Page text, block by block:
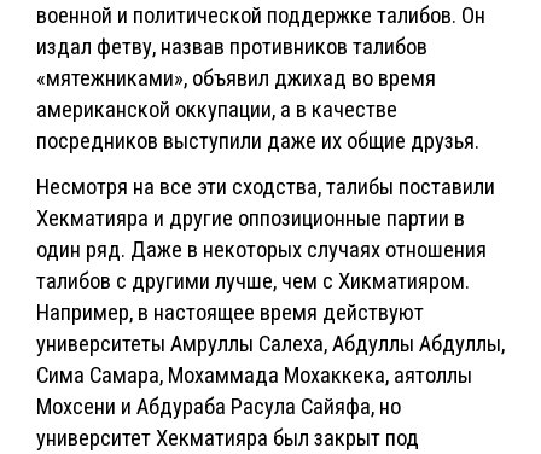
военной и политической поддержке талибов. Он
издал фетву, назвав противников талибов
«мятежниками», объявил джихад во время
американской оккупации, а в качестве
посредников выступили даже их общие друзья.
Несмотря на все эти сходства, талибы поставили
Хекматияра и другие оппозиционные партии в
один ряд. Даже в некоторых случаях отношения
талибов с другими лучше, чем с Хикматияром.
Например, в настоящее время действуют
университеты Амруллы Салеха, Абдуллы Абдуллы,
Сима Самара, Мохаммада Мохаккека, аятоллы
Мохсени и Абдураба Расула Сайяфа, но
университет Хекматияра был закрыт под